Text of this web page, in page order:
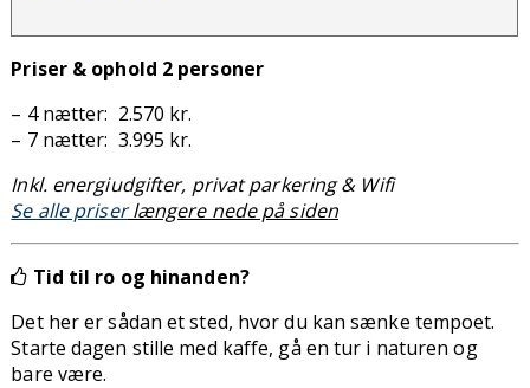
Priser & ophold 2 personer
– 4 nætter: 2.570 kr.
– 7 nætter: 3.995 kr.
Inkl. energiudgifter, privat parkering & Wifi
Se alle priserlængere nede på siden
Tid til ro og hinanden?
Det her er sådan et sted, hvor du kan sænke tempoet.
Starte dagen stille med kaffe, gå en tur i naturen og
bare være.